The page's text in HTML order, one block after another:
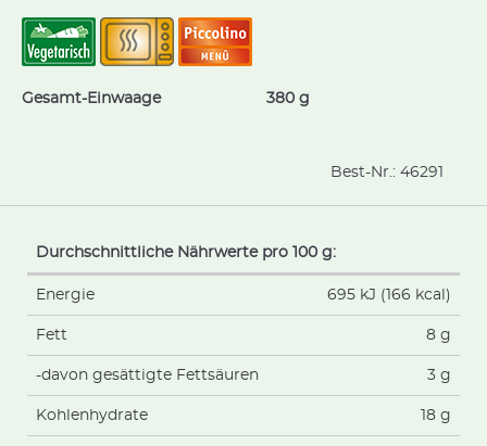
Gesamt-Einwaage 380 g
Best-Nr.: 46291
Durchschnittliche Nährwerte pro 100 g:
Energie 695 kJ (166 kcal)
Fett 8 g
-davon gesättigte Fettsäuren 3 g
Kohlenhydrate 18 g